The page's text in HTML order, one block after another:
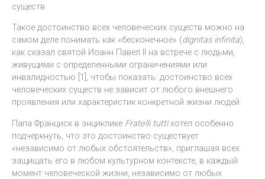
существ.
Такое достоинство всех человеческих существ можно на
самом деле понимать как «бесконечное» (dignitas infinita),
как сказал святой Иоанн Павел II на встрече с людьми,
живущими с определенными ограничениями или
инвалидностью [1], чтобы показать: достоинство всех
человеческих существ не зависит от любого внешнего
проявления или характеристик конкретной жизни людей.
Папа Франциск в энциклике Fratelli tuttiхотел особенно
подчеркнуть, что это достоинство существует
«независимо от любых обстоятельств», приглашая всех
защищать его в любом культурном контексте, в каждый
момент человеческой жизни, независимо от любых